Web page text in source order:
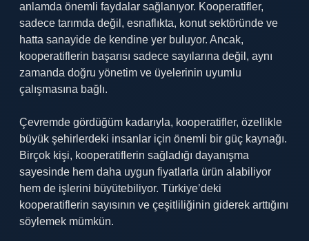
anlamda önemli faydalar sağlanıyor. Kooperatifler,
sadece tarımda değil, esnaflıkta, konut sektöründe ve
hatta sanayide de kendine yer buluyor. Ancak,
kooperatiflerin başarısı sadece sayılarına değil, aynı
zamanda doğru yönetim ve üyelerinin uyumlu
çalışmasına bağlı.
Çevremde gördüğüm kadarıyla, kooperatifler, özellikle
büyük şehirlerdeki insanlar için önemli bir güç kaynağı.
Birçok kişi, kooperatiflerin sağladığı dayanışma
sayesinde hem daha uygun fiyatlarla ürün alabiliyor
hem de işlerini büyütebiliyor. Türkiye’deki
kooperatiflerin sayısının ve çeşitliliğinin giderek arttığını
söylemek mümkün.